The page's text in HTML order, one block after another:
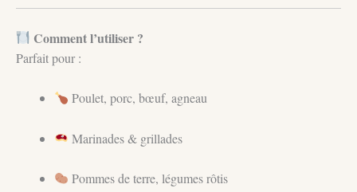
Comment l’utiliser ?
Parfait pour :
Poulet, porc, bœuf, agneau
Marinades & grillades
Pommes de terre, légumes rôtis